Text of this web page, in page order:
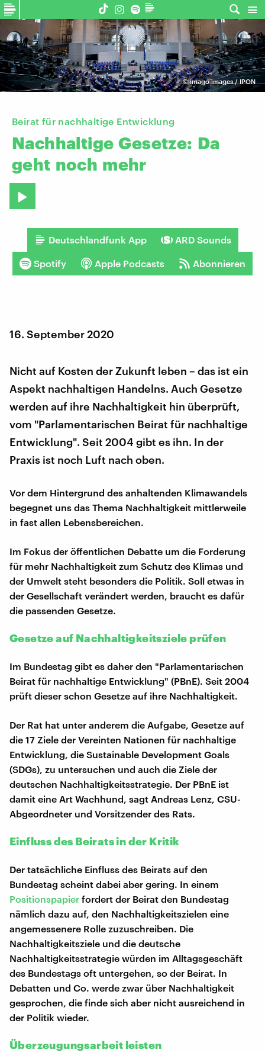
©imago images / IPON
Beirat für nachhaltige Entwicklung
Nachhaltige Gesetze: Da
geht noch mehr
Deutschlandfunk App ARD Sounds
Spotify Apple Podcasts Abonnieren
16. September 2020
Nicht auf Kosten der Zukunft leben – das ist ein
Aspekt nachhaltigen Handelns. Auch Gesetze
werden auf ihre Nachhaltigkeit hin überprüft,
vom "Parlamentarischen Beirat für nachhaltige
Entwicklung". Seit 2004 gibt es ihn. In der
Praxis ist noch Luft nach oben.
Vor dem Hintergrund des anhaltenden Klimawandels
begegnet uns das Thema Nachhaltigkeit mittlerweile
in fast allen Lebensbereichen.
Im Fokus der öffentlichen Debatte um die Forderung
für mehr Nachhaltigkeit zum Schutz des Klimas und
der Umwelt steht besonders die Politik. Soll etwas in
der Gesellschaft verändert werden, braucht es dafür
die passenden Gesetze.
Gesetze auf Nachhaltigkeitsziele prüfen
Im Bundestag gibt es daher den "Parlamentarischen
Beirat für nachhaltige Entwicklung" (PBnE). Seit 2004
prüft dieser schon Gesetze auf ihre Nachhaltigkeit.
Der Rat hat unter anderem die Aufgabe, Gesetze auf
die 17 Ziele der Vereinten Nationen für nachhaltige
Entwicklung, die Sustainable Development Goals
(SDGs), zu untersuchen und auch die Ziele der
deutschen Nachhaltigkeitsstrategie. Der PBnE ist
damit eine Art Wachhund, sagt Andreas Lenz, CSU-
Abgeordneter und Vorsitzender des Rats.
Einfluss des Beirats in der Kritik
Der tatsächliche Einfluss des Beirats auf den
Bundestag scheint dabei aber gering. In einem
Positionspapier fordert der Beirat den Bundestag
nämlich dazu auf, den Nachhaltigkeitszielen eine
angemessenere Rolle zuzuschreiben. Die
Nachhaltigkeitsziele und die deutsche
Nachhaltigkeitsstrategie würden im Alltagsgeschäft
des Bundestags oft untergehen, so der Beirat. In
Debatten und Co. werde zwar über Nachhaltigkeit
gesprochen, die finde sich aber nicht ausreichend in
der Politik wieder.
Überzeugungsarbeit leisten